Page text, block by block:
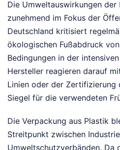
Die Umweltauswirkungen
zunehmend im Fokus der
Deutschland kritisiert
ökologischen Fußabdruck
Bedingungen in der
Hersteller reagieren darauf
Linien oder der Zertifizierung
Siegel für die verwendeten
Die Verpackung aus Plastik
Streitpunkt zwischen
Umweltschutzverbänden. Da